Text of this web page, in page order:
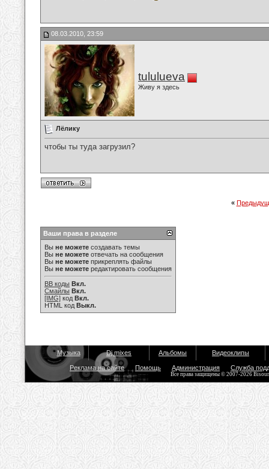
08.03.2010, 23:59
tululueva
Живу я здесь
Лёлику
чтобы ты туда загрузил?
«
Ваши права в разделе
Вы не можете создавать темы
Вы не можете отвечать на сообщения
Вы не можете прикреплять файлы
Вы не можете редактировать сообщения
BB коды Вкл.
Смайлы Вкл.
[IMG] код Вкл.
HTML код Выкл.
Музыка Dj mixes Альбомы Видеоклипы
Реклама на сайте Помощь Администрация Служба
Все права защищены © 2007-2026